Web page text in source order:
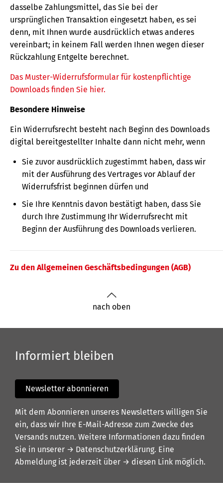
dasselbe Zahlungsmittel, das Sie bei der
ursprünglichen Transaktion eingesetzt haben, es sei
denn, mit Ihnen wurde ausdrücklich etwas anderes
vereinbart; in keinem Fall werden Ihnen wegen dieser
Rückzahlung Entgelte berechnet.
Das Muster-Widerrufsformular für kostenpflichtige
Downloads finden Sie hier.
Besondere Hinweise
Ein Widerrufsrecht besteht nach Beginn des Downloads
digital bereitgestellter Inhalte dann nicht mehr, wenn
Sie zuvor ausdrücklich zugestimmt haben, dass wir
mit der Ausführung des Vertrages vor Ablauf der
Widerrufsfrist beginnen dürfen und
Sie Ihre Kenntnis davon bestätigt haben, dass Sie
durch Ihre Zustimmung Ihr Widerrufsrecht mit
Beginn der Ausführung des Downloads verlieren.
Zu den Allgemeinen Geschäftsbedingungen (AGB)
nach oben
Informiert bleiben
Newsletter abonnieren
Mit dem Abonnieren unseres Newsletters willigen Sie
ein, dass wir Ihre E-Mail-Adresse zum Zwecke des
Versands nutzen. Weitere Informationen dazu finden
Sie in unserer → Datenschutzerklärung. Eine
Abmeldung ist jederzeit über → diesen Link möglich.